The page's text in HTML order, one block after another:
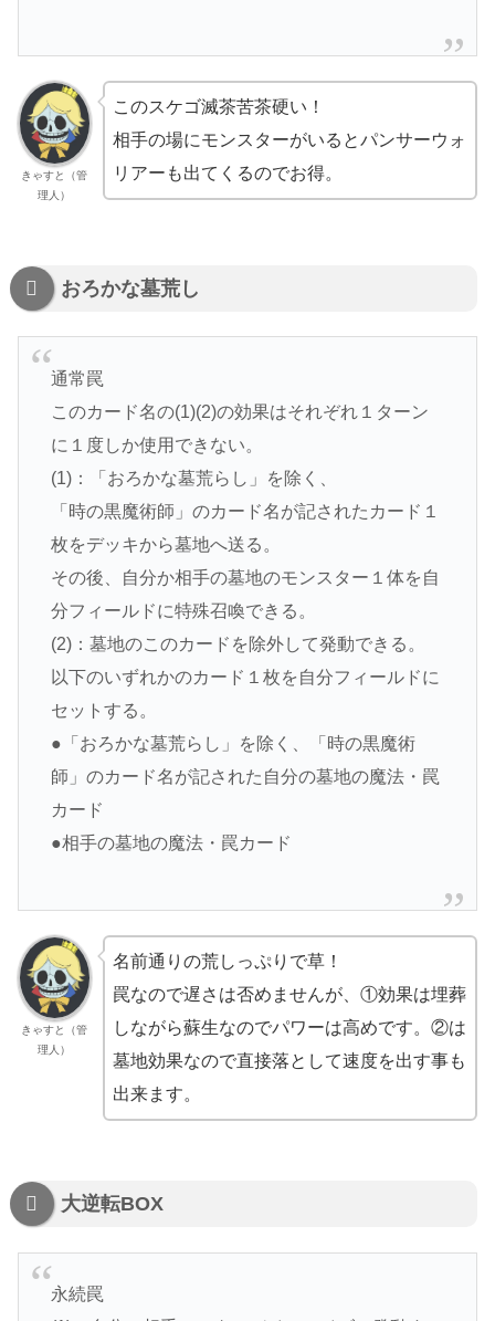
きゃすと（管
理人）
このスケゴ滅茶苦茶硬い！
相手の場にモンスターがいるとパンサーウォ
リアーも出てくるのでお得。
おろかな墓荒し
通常罠
このカード名の(1)(2)の効果はそれぞれ１ターン
に１度しか使用できない。
(1)：「おろかな墓荒らし」を除く、
「時の黒魔術師」のカード名が記されたカード１
枚をデッキから墓地へ送る。
その後、自分か相手の墓地のモンスター１体を自
分フィールドに特殊召喚できる。
(2)：墓地のこのカードを除外して発動できる。
以下のいずれかのカード１枚を自分フィールドに
セットする。
●「おろかな墓荒らし」を除く、「時の黒魔術
師」のカード名が記された自分の墓地の魔法・罠
カード
●相手の墓地の魔法・罠カード
きゃすと（管
理人）
名前通りの荒しっぷりで草！
罠なので遅さは否めませんが、①効果は埋葬
しながら蘇生なのでパワーは高めです。②は
墓地効果なので直接落として速度を出す事も
出来ます。
大逆転BOX
永続罠